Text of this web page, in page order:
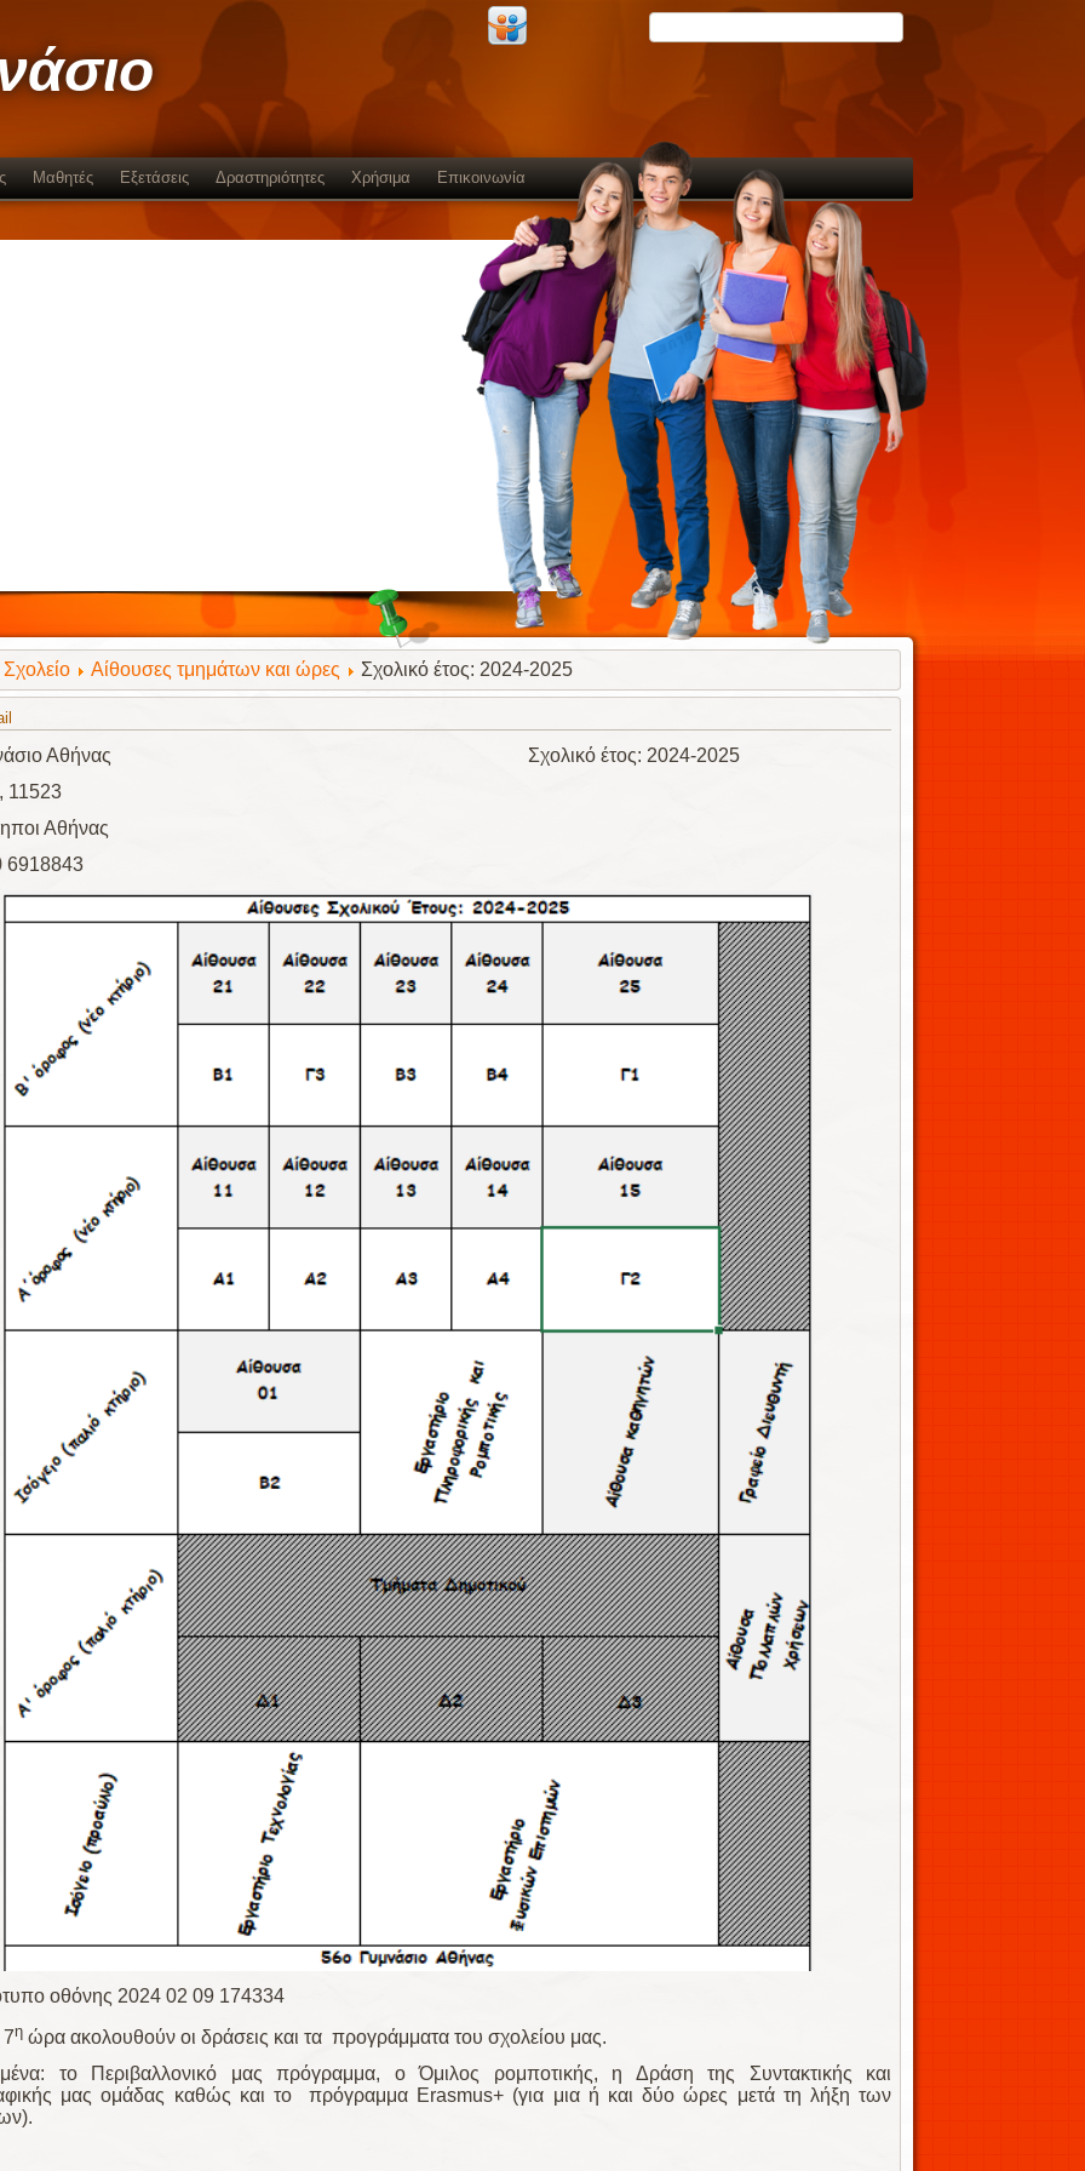
Μαθητές Εξετάσεις Δραστηριότητες Χρήσιμα Επικοινωνία
Σχολείο Αίθουσες τμημάτων και ώρες Σχολικό έτος: 2024-2025
Αθήνας Σχολικό έτος: 2024-2025
11523
Αθήνας
6918843
7η ώρα ακολουθούν οι δράσεις και τα προγράμματα του σχολείου μας.
το Περιβαλλονικό μας πρόγραμμα, ο Όμιλος ρομποτικής, η Δράση της Συντακτικής και
μας ομάδας καθώς και το πρόγραμμα Erasmus+ (για μια ή και δύο ώρες μετά τη λήξη των